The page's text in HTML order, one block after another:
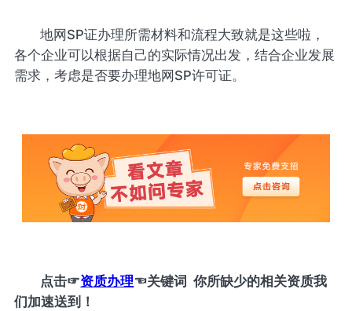
地网SP证办理所需材料和流程大致就是这些啦，
各个企业可以根据自己的实际情况出发，结合企业发展
需求，考虑是否要办理地网SP许可证。
点击☞资质办理☜关键词 你所缺少的相关资质我
们加速送到！